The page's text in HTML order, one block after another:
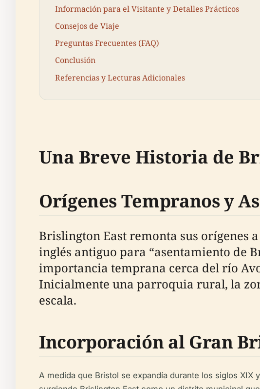
Información para el Visitante y Detalles Prácticos
Consejos de Viaje
Preguntas Frecuentes (FAQ)
Conclusión
Referencias y Lecturas Adicionales
Una Breve Historia de
Orígenes Tempranos y
Brislington East remonta sus orígenes
inglés antiguo para “asentamiento de
importancia temprana cerca del río
Inicialmente una parroquia rural, la
escala.
Incorporación al Gran
A medida que Bristol se expandía durante los siglos